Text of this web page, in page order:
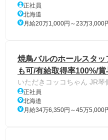
正社員
北海道
月給20万1,000円～23万3,000
焼鳥バルのホールスタ
も可/有給取得率100%/
いただきコッコちゃん JR琴
正社員
北海道
月給34万6,350円～45万5,000